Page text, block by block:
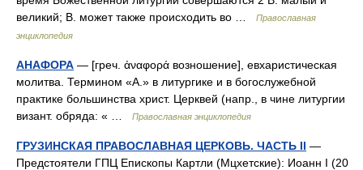
великий; В. может также происходить во …
Православная
энциклопедия
АНАФОРА — [греч. ἀναφορά возношение], евхаристическая
молитва. Термином «А.» в литургике и в богослужебной
практике большинства христ. Церквей (напр., в чине литургии
визант. обряда: « …
Православная энциклопедия
ГРУЗИНСКАЯ ПРАВОСЛАВНАЯ ЦЕРКОВЬ. ЧАСТЬ II —
Предстоятели ГПЦ Епископы Картли (Мцхетские): Иоанн I (20